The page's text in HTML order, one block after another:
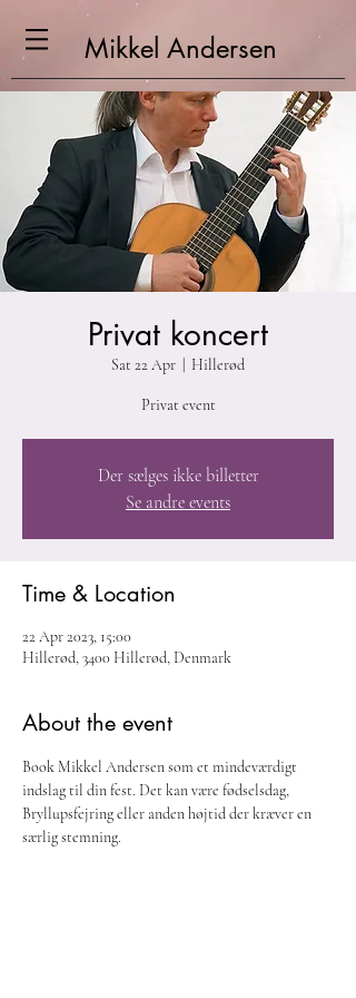
Mikkel Andersen
Privat koncert
Sat 22 Apr Hillerød
Privat event
Der sælges ikke billetter
Se andre events
Time & Location
22 Apr 2023, 15:00
Hillerød, 3400 Hillerød, Denmark
About the event
Book Mikkel Andersen som et mindeværdigt
indslag til din fest. Det kan være fødselsdag,
Bryllupsfejring eller anden højtid der kræver en
særlig stemning.